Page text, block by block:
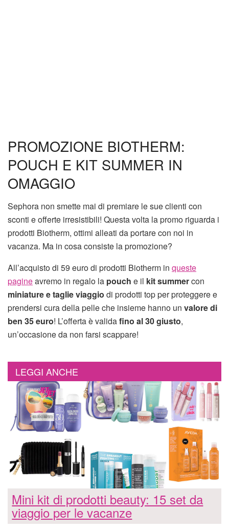
PROMOZIONE BIOTHERM:
POUCH E KIT SUMMER IN
OMAGGIO
Sephora non smette mai di premiare le sue clienti con
sconti e offerte irresistibili! Questa volta la promo riguarda i
prodotti Biotherm, ottimi alleati da portare con noi in
vacanza. Ma in cosa consiste la promozione?
All’acquisto di 59 euro di prodotti Biotherm in queste
pagineavremo in regalo la pouch e il kit summercon
miniature e taglie viaggio di prodotti top per proteggere e
prendersi cura della pelle che insieme hanno un valore di
ben 35 euro! L’offerta è validafino al 30 giusto,
un’occasione da non farsi scappare!
LEGGI ANCHE
Mini kit di prodotti beauty: 15 set da
viaggio per le vacanze